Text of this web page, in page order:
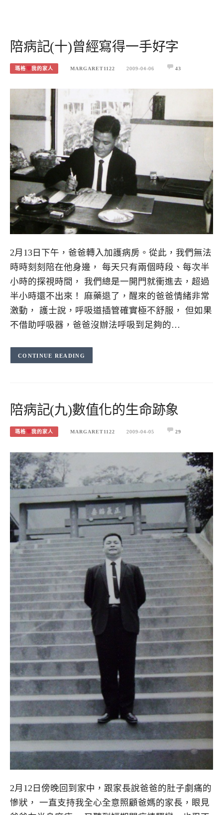
陪病記(十)曾經寫得一手好字
瑪格 我的家人 MARGARET1122 2009-04-06 43
2月13日下午，爸爸轉入加護病房。從此，我們無法
時時刻刻陪在他身邊， 每天只有兩個時段、每次半
小時的探視時間， 我們總是一開門就衝進去，超過
半小時還不出來！ 麻藥退了，醒來的爸爸情緒非常
激動， 護士說，呼吸道插管確實極不舒服， 但如果
不借助呼吸器，爸爸沒辦法呼吸到足夠的…
CONTINUE READING
陪病記(九)數值化的生命跡象
瑪格 我的家人 MARGARET1122 2009-04-05 29
2月12日傍晚回到家中，跟家長說爸爸的肚子劇痛的
慘狀， 一直支持我全心全意照顧爸媽的家長，眼見